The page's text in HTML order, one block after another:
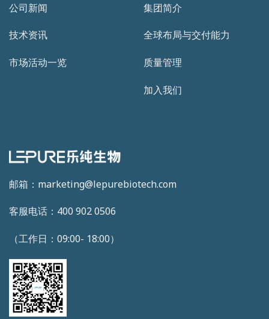
邮箱：marketing@lepurebiotech.com
客服电话：400 902 0506
（工作日：09:00- 18:00）
公司新闻
技术资讯
市场活动一览
集团简介
全球布局与交付能力
质量管理
加入我们